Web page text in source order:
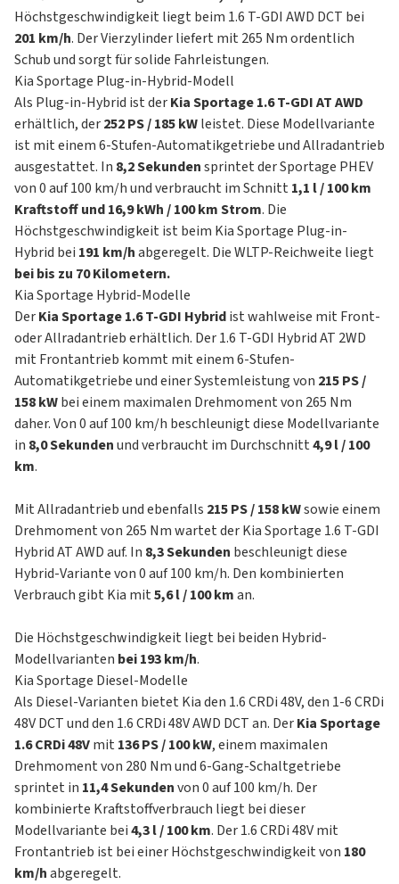
Höchstgeschwindigkeit liegt beim 1.6 T-GDI AWD DCT bei
201 km/h. Der Vierzylinder liefert mit 265 Nm ordentlich
Schub und sorgt für solide Fahrleistungen.
Kia Sportage Plug-in-Hybrid-Modell
Als Plug-in-Hybrid ist derKia Sportage 1.6 T-GDI AT AWD
erhältlich, der252 PS / 185 kWleistet. Diese Modellvariante
ist mit einem 6-Stufen-Automatikgetriebe und Allradantrieb
ausgestattet. In 8,2 Sekundensprintet der Sportage PHEV
von 0 auf 100 km/h und verbraucht im Schnitt 1,1 l / 100 km
Kraftstoff und 16,9 kWh / 100 km Strom. Die
Höchstgeschwindigkeit ist beim Kia Sportage Plug-in-
Hybrid bei 191 km/habgeregelt. Die WLTP-Reichweite liegt
bei bis zu 70 Kilometern.
Kia Sportage Hybrid-Modelle
DerKia Sportage 1.6 T-GDI Hybridist wahlweise mit Front-
oder Allradantrieb erhältlich. Der 1.6 T-GDI Hybrid AT 2WD
mit Frontantrieb kommt mit einem 6-Stufen-
Automatikgetriebe und einer Systemleistung von 215 PS /
158 kWbei einem maximalen Drehmoment von 265 Nm
daher. Von 0 auf 100 km/h beschleunigt diese Modellvariante
in 8,0 Sekundenund verbraucht im Durchschnitt4,9 l / 100
km.
Mit Allradantrieb und ebenfalls 215 PS / 158 kWsowie einem
Drehmoment von 265 Nm wartet der Kia Sportage 1.6 T-GDI
Hybrid AT AWD auf. In 8,3 Sekunden beschleunigt diese
Hybrid-Variante von 0 auf 100 km/h. Den kombinierten
Verbrauch gibt Kia mit5,6 l / 100 kman.
Die Höchstgeschwindigkeit liegt bei beiden Hybrid-
Modellvarianten bei 193 km/h.
Kia Sportage Diesel-Modelle
Als Diesel-Varianten bietet Kia den 1.6 CRDi 48V, den 1-6 CRDi
48V DCT und den 1.6 CRDi 48V AWD DCT an. DerKia Sportage
1.6 CRDi 48Vmit 136 PS / 100 kW, einem maximalen
Drehmoment von 280 Nm und 6-Gang-Schaltgetriebe
sprintet in 11,4 Sekundenvon 0 auf 100 km/h. Der
kombinierte Kraftstoffverbrauch liegt bei dieser
Modellvariante bei4,3 l / 100 km. Der 1.6 CRDi 48V mit
Frontantrieb ist bei einer Höchstgeschwindigkeit von 180
km/habgeregelt.